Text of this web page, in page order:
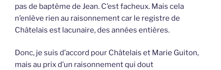
pas de baptême de Jean. C’est facheux. Mais cela
n’enlève rien au raisonnement car le registre de
Châtelais est lacunaire, des années entières.
Donc, je suis d’accord pour Châtelais et Marie Guiton,
mais au prix d’un raisonnement qui dout